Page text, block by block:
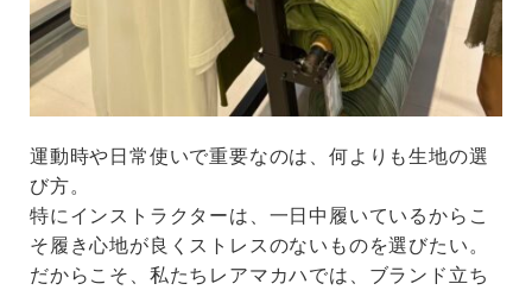
運動時や日常使いで重要なのは、何よりも生地の選
び方。
特にインストラクターは、一日中履いているからこ
そ履き心地が良くストレスのないものを選びたい。
だからこそ、私たちレアマカハでは、ブランド立ち